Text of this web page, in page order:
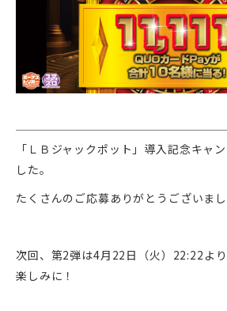
「ＬＢジャックポット」導入記念キャ
した。
たくさんのご応募ありがとうございまし
次回、第2弾は4月22日（火）22:22よ
楽しみに！